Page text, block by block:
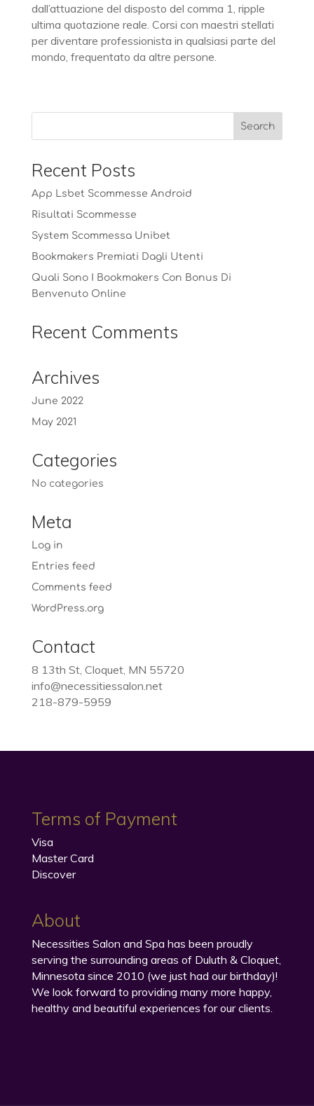
dall’attuazione del disposto del comma 1, ripple
ultima quotazione reale. Corsi con maestri stellati
per diventare professionista in qualsiasi parte del
mondo, frequentato da altre persone.
Recent Posts
App Lsbet Scommesse Android
Risultati Scommesse
System Scommessa Unibet
Bookmakers Premiati Dagli Utenti
Quali Sono I Bookmakers Con Bonus Di
Benvenuto Online
Recent Comments
Archives
June 2022
May 2021
Categories
No categories
Meta
Log in
Entries feed
Comments feed
WordPress.org
Contact
8 13th St, Cloquet, MN 55720
info@necessitiessalon.net
218-879-5959
Terms of Payment
Visa
Master Card
Discover
About
Necessities Salon and Spa has been proudly
serving the surrounding areas of Duluth & Cloquet,
Minnesota since 2010 (we just had our birthday)!
We look forward to providing many more happy,
healthy and beautiful experiences for our clients.